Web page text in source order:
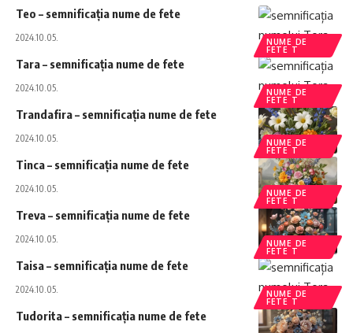
NUME DE
FETE T
Teo – semnificația nume de fete
2024.10.05.
NUME DE
FETE T
Tara – semnificația nume de fete
2024.10.05.
NUME DE
FETE T
Trandafira – semnificația nume de fete
2024.10.05.
NUME DE
FETE T
Tinca – semnificația nume de fete
2024.10.05.
NUME DE
FETE T
Treva – semnificația nume de fete
2024.10.05.
NUME DE
FETE T
Taisa – semnificația nume de fete
2024.10.05.
Tudorita – semnificația nume de fete